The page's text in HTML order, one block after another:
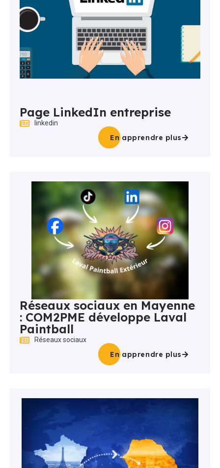
Page LinkedIn entreprise
linkedin
En apprendre plus
Réseaux sociaux en Mayenne
: COM2PME développe Laval
Paintball
Réseaux sociaux
En apprendre plus